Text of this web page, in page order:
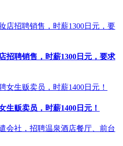
招聘销售，时薪1300日元，要求
生贩卖员，时薪1400日元！